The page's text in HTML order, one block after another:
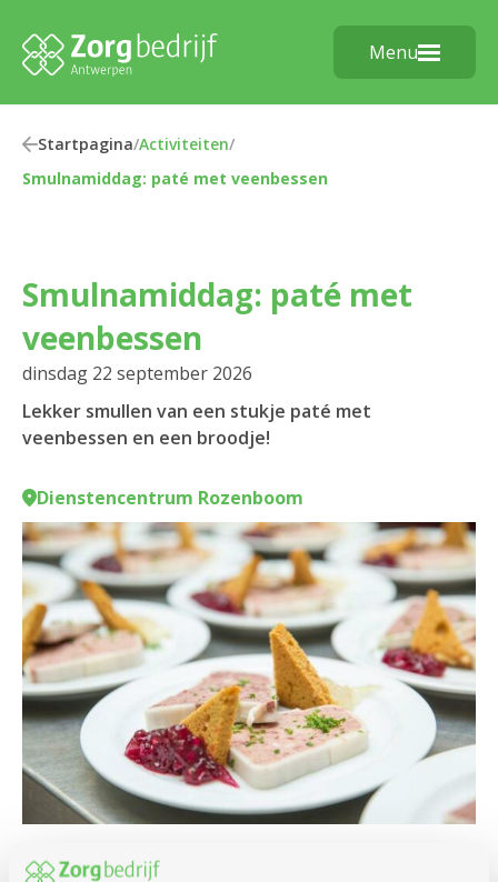
Menu
Startpagina/Activiteiten/
Smulnamiddag: paté met veenbessen
Smulnamiddag: paté met
veenbessen
dinsdag 22 september 2026
Lekker smullen van een stukje paté met
veenbessen en een broodje!
Dienstencentrum Rozenboom